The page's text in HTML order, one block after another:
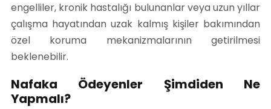
engelliler, kronik hastalığı bulunanlar veya uzun yıllar
çalışma hayatından uzak kalmış kişiler bakımından
özel koruma mekanizmalarının getirilmesi
beklenebilir.
Nafaka Ödeyenler Şimdiden Ne
Yapmalı?